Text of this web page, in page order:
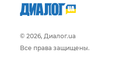
© 2026, Диалог.ua
Все права защищены.